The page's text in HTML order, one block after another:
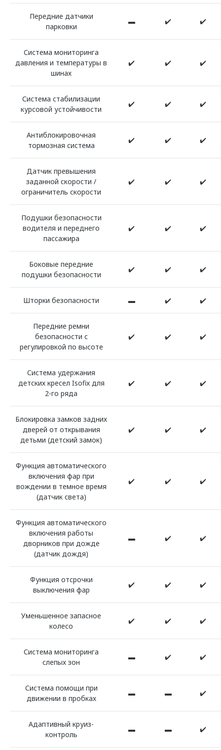
Передние датчики
парковки
▬ ✔️ ✔️
Система мониторинга
давления и температуры в
шинах
✔️ ✔️ ✔️
Система стабилизации
курсовой устойчивости
✔️ ✔️ ✔️
Антиблокировочная
тормозная система
✔️ ✔️ ✔️
Датчик превышения
заданной скорости /
ограничитель скорости
✔️ ✔️ ✔️
Подушки безопасности
водителя и переднего
пассажира
✔️ ✔️ ✔️
Боковые передние
подушки безопасности
✔️ ✔️ ✔️
Шторки безопасности ▬ ✔️ ✔️
Передние ремни
безопасности с
регулировкой по высоте
✔️ ✔️ ✔️
Система удержания
детских кресел Isofix для
2-го ряда
✔️ ✔️ ✔️
Блокировка замков задних
дверей от открывания
детьми (детский замок)
✔️ ✔️ ✔️
Функция автоматического
включения фар при
вождении в темное время
(датчик света)
✔️ ✔️ ✔️
Функция автоматического
включения работы
дворников при дожде
(датчик дождя)
▬ ✔️ ✔️
Функция отсрочки
выключения фар
✔️ ✔️ ✔️
Уменьшенное запасное
колесо
✔️ ✔️ ✔️
Система мониторинга
слепых зон
▬ ✔️ ✔️
Система помощи при
движении в пробках
▬ ▬ ✔️
Адаптивный круиз-
контроль
▬ ▬ ✔️